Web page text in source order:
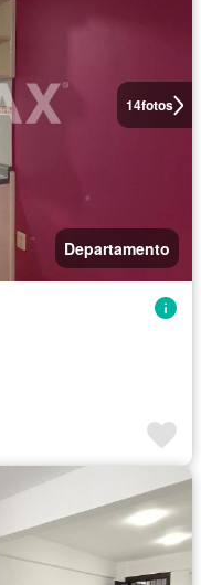
14fotos
Departamento